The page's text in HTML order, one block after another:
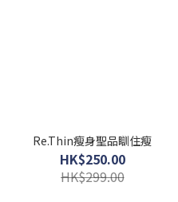
Re.Thin瘦身聖品瞓住瘦
HK$250.00
HK$299.00